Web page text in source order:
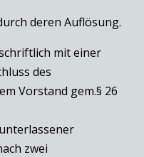
deren Auflösung.
mit einer
des
Vorstand gem.§ 26
zwei